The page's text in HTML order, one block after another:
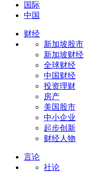
国际
中国
财经
新加坡股市
新加坡财经
全球财经
中国财经
投资理财
房产
美国股市
中小企业
起步创新
财经人物
言论
社论